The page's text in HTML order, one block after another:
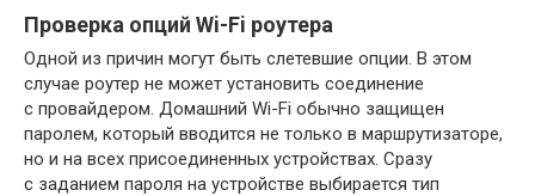
Проверка опций Wi-Fi роутера
Одной из причин могут быть слетевшие опции. В этом
случае роутер не может установить соединение
с провайдером. Домашний Wi-Fi обычно защищен
паролем, который вводится не только в маршрутизаторе,
но и на всех присоединенных устройствах. Сразу
с заданием пароля на устройстве выбирается тип